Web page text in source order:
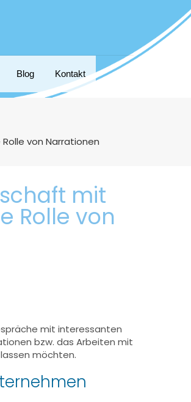
Blog Kontakt
von Narrationen
mit
Rolle von
mit interessanten
bzw. das Arbeiten mit
möchten.